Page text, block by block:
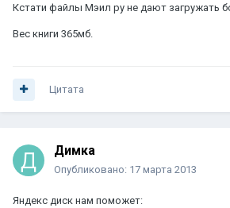
Кстати файлы Мэил ру не дают загружать
Вес книги 365мб.
Цитата
Димка
Опубликовано: 17 марта 2013
Яндекс диск нам поможет: